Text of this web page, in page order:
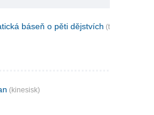
báseň o pěti dějstvích (tsjekkisk)
(kinesisk)